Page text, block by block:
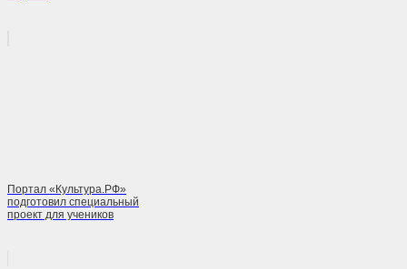
Портал «Культура.РФ»
подготовил специальный
проект для учеников